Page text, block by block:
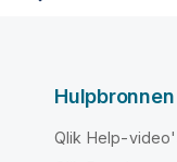
Hulpbronnen
Qlik Help-